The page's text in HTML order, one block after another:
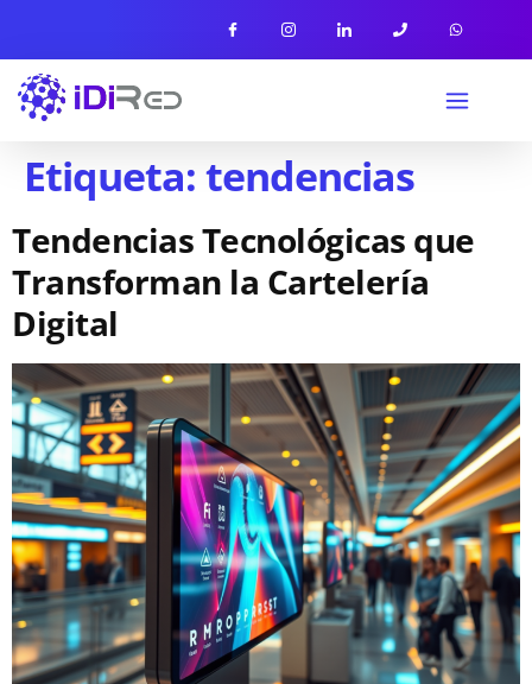
Etiqueta:tendencias
Tendencias Tecnológicas que
Transforman la Cartelería
Digital